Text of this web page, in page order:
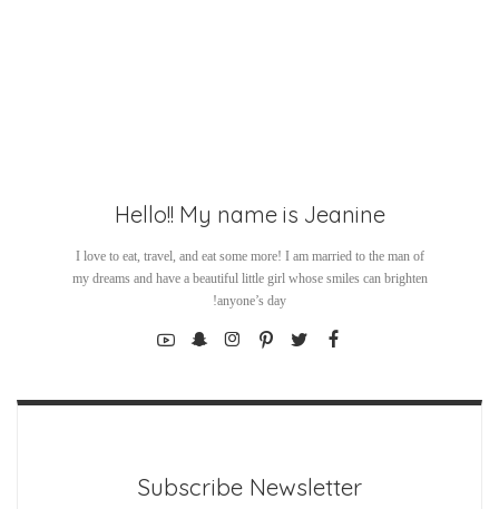
Hello!! My name is Jeanine
I love to eat, travel, and eat some more! I am married to the man of
my dreams and have a beautiful little girl whose smiles can brighten
anyone’s day!
Subscribe Newsletter